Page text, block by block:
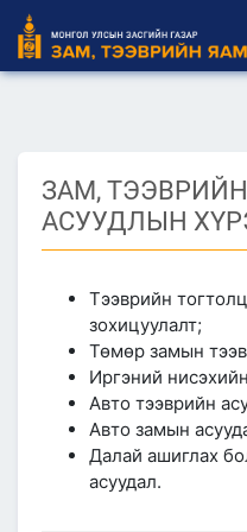
ЗАМ,
АСУУДЛЫН
Тээврийн
зохицуулалт;
Төмөр замын
Иргэний
Авто тээврийн
Авто замын
Далай ашиглах
асуудал.